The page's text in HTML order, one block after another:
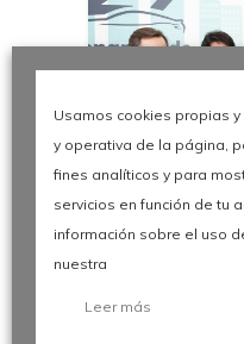
Usamos cookies propias
y operativa de la página,
fines analíticos y para
servicios en función de tu
información sobre el uso
nuestra
Leer más